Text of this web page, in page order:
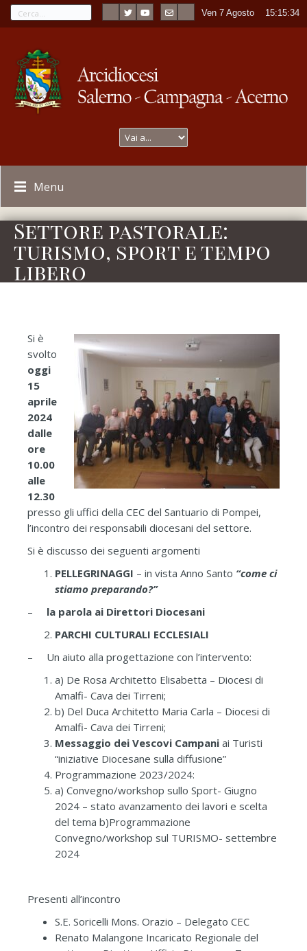
Ven 7 Agosto 15:15:34
Menu
Settore pastorale:
turismo, sport e tempo
libero
Si è
svolto
oggi
15
aprile
2024
dalle
ore
10.00
alle
12.30
presso gli uffici della CEC del Santuario di Pompei,
l’incontro dei responsabili diocesani del settore.
Si è discusso dei seguenti argomenti
PELLEGRINAGGI – in vista Anno Santo “come ci
stiamo preparando?”
– la parola ai Direttori Diocesani
PARCHI CULTURALI ECCLESIALI
– Un aiuto alla progettazione con l’intervento:
a) De Rosa Architetto Elisabetta – Diocesi di
Amalfi- Cava dei Tirreni;
b) Del Duca Architetto Maria Carla – Diocesi di
Amalfi- Cava dei Tirreni;
Messaggio dei Vescovi Campani ai Turisti
“iniziative Diocesane sulla diffusione”
Programmazione 2023/2024:
a) Convegno/workshop sullo Sport- Giugno
2024 – stato avanzamento dei lavori e scelta
del tema b)Programmazione
Convegno/workshop sul TURISMO- settembre
2024
Presenti all’incontro
S.E. Soricelli Mons. Orazio – Delegato CEC
Renato Malangone Incaricato Regionale del